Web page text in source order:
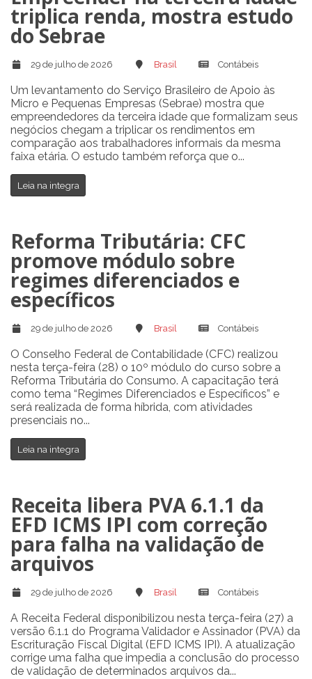
triplica renda, mostra estudo
do Sebrae
29 de julho de 2026 Brasil Contábeis
Um levantamento do Serviço Brasileiro de Apoio às
Micro e Pequenas Empresas (Sebrae) mostra que
empreendedores da terceira idade que formalizam seus
negócios chegam a triplicar os rendimentos em
comparação aos trabalhadores informais da mesma
faixa etária. O estudo também reforça que o...
Leia na integra
Reforma Tributária: CFC
promove módulo sobre
regimes diferenciados e
específicos
29 de julho de 2026 Brasil Contábeis
O Conselho Federal de Contabilidade (CFC) realizou
nesta terça-feira (28) o 10º módulo do curso sobre a
Reforma Tributária do Consumo. A capacitação terá
como tema “Regimes Diferenciados e Específicos” e
será realizada de forma híbrida, com atividades
presenciais no...
Leia na integra
Receita libera PVA 6.1.1 da
EFD ICMS IPI com correção
para falha na validação de
arquivos
29 de julho de 2026 Brasil Contábeis
A Receita Federal disponibilizou nesta terça-feira (27) a
versão 6.1.1 do Programa Validador e Assinador (PVA) da
Escrituração Fiscal Digital (EFD ICMS IPI). A atualização
corrige uma falha que impedia a conclusão do processo
de validação de determinados arquivos da...